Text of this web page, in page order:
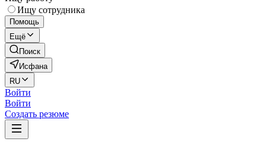
Ищу сотрудника
Помощь
Ещё
Поиск
Исфана
RU
Войти
Войти
Создать резюме